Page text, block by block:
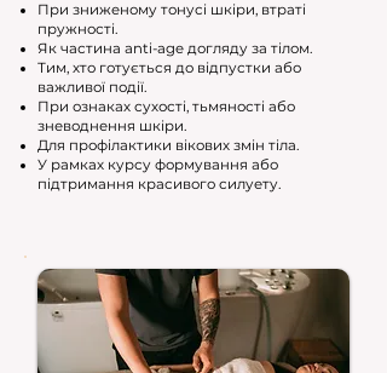
При зниженому тонусі шкіри, втраті
пружності.
Як частина anti-age догляду за тілом.
Тим, хто готується до відпустки або
важливої події.
При ознаках сухості, тьмяності або
зневоднення шкіри.
Для профілактики вікових змін тіла.
У рамках курсу формування або
підтримання красивого силуету.